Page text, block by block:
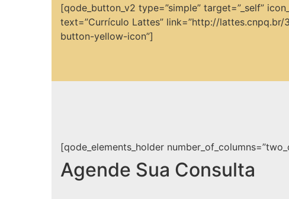
[qode_button_v2 type=”simple” target=”_self”
text=”Currículo Lattes” link=”http://lattes.cnpq.br/
button-yellow-icon”]
[qode_elements_holder
Agende Sua Consulta